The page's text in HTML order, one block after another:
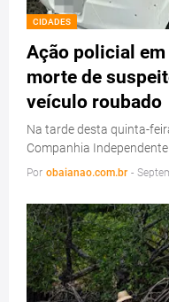
CIDADES
Ação policial
morte de
veículo roubado
Na tarde desta quinta-
Companhia Independente
Por obaianao.com.br -